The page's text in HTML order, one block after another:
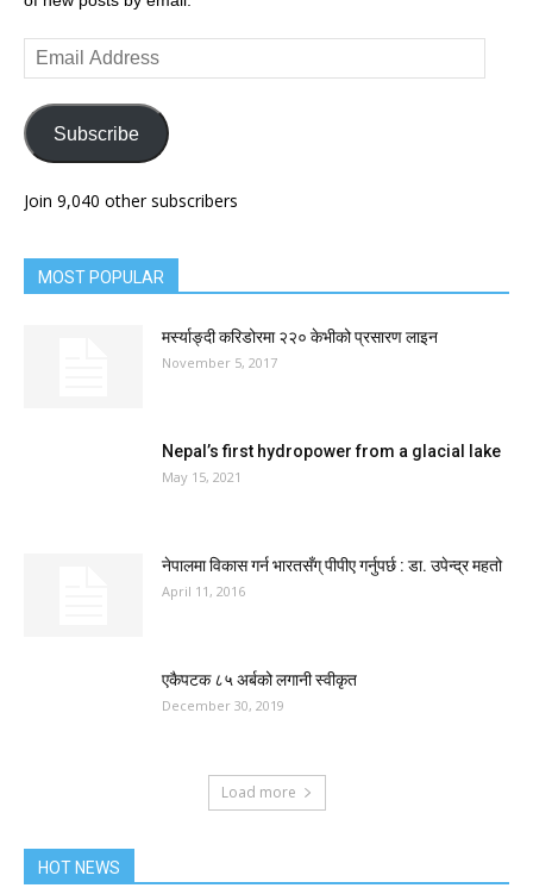
Email
Address
Subscribe
Join 9,040 other subscribers
MOST POPULAR
मर्स्याङ्दी करिडोरमा २२० केभीको प्रसारण लाइन
November 5, 2017
Nepal’s first hydropower from a glacial lake
May 15, 2021
नेपालमा विकास गर्न भारतसँग् पीपीए गर्नुपर्छ : डा. उपेन्द्र महतो
April 11, 2016
एकैपटक ८५ अर्बको लगानी स्वीकृत
December 30, 2019
Load more
HOT NEWS